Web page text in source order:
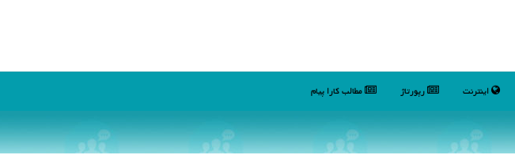
اینترنت رپورتاژ مطالب كارا پیام